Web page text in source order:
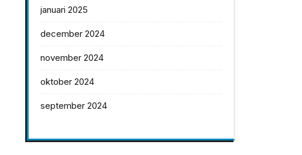
januari 2025
december 2024
november 2024
oktober 2024
september 2024